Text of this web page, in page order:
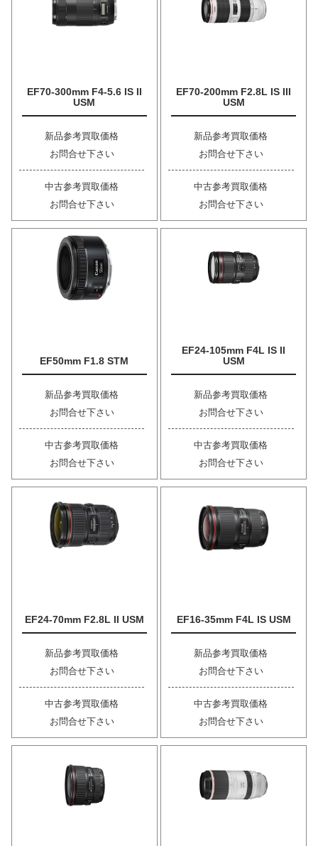
EF70-300mm F4-5.6 IS II
USM
新品参考買取価格
お問合せ下さい
中古参考買取価格
お問合せ下さい
EF70-200mm F2.8L IS III
USM
新品参考買取価格
お問合せ下さい
中古参考買取価格
お問合せ下さい
EF50mm F1.8 STM
新品参考買取価格
お問合せ下さい
中古参考買取価格
お問合せ下さい
EF24-105mm F4L IS II
USM
新品参考買取価格
お問合せ下さい
中古参考買取価格
お問合せ下さい
EF24-70mm F2.8L II USM
新品参考買取価格
お問合せ下さい
中古参考買取価格
お問合せ下さい
EF16-35mm F4L IS USM
新品参考買取価格
お問合せ下さい
中古参考買取価格
お問合せ下さい